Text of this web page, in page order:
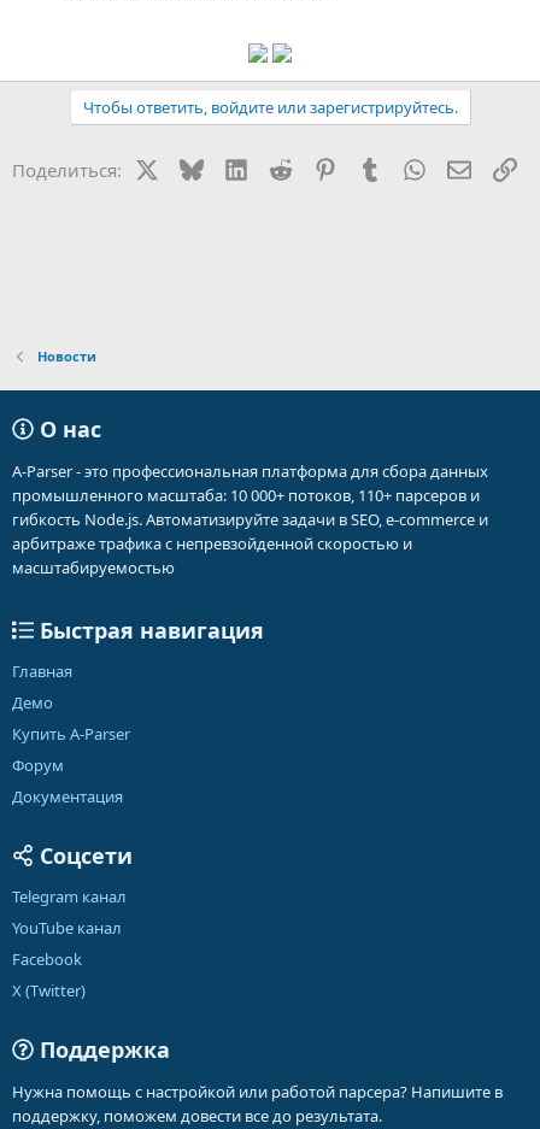
Чтобы ответить, войдите или зарегистрируйтесь.
Поделиться: BlueskyLinkedIn
Reddit PinterestTumblr WhatsApp
Новости
О нас
A-Parser - это профессиональная платформа для сбора данных
промышленного масштаба: 10 000+ потоков, 110+ парсеров и
гибкость Node.js. Автоматизируйте задачи в SEO, e-commerce и
арбитраже трафика с непревзойденной скоростью и
масштабируемостью
Быстрая навигация
Главная
Демо
Купить A-Parser
Форум
Документация
Соцсети
Telegram канал
YouTube канал
Facebook
X (Twitter)
Поддержка
Нужна помощь с настройкой или работой парсера? Напишите в
поддержку, поможем довести все до результата.